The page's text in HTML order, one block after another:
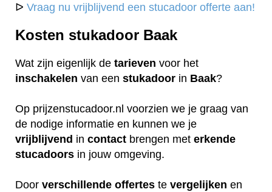
ᐅ Vraag nu vrijblijvend een stucadoor offerte aan!
Kosten stukadoor Baak
Wat zijn eigenlijk de tarieven voor het
inschakelen van een stukadoor in Baak?
Op prijzenstucadoor.nl voorzien we je graag van
de nodige informatie en kunnen we je
vrijblijvend in contact brengen met erkende
stucadoors in jouw omgeving.
Door verschillende offertes te vergelijken en